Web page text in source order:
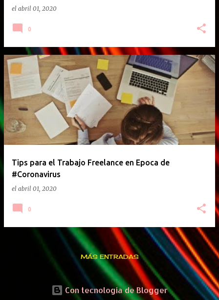
el abril 01, 2020
0
Tips para el Trabajo Freelance en Epoca de
#Coronavirus
el abril 01, 2020
0
MÁS ENTRADAS
Con tecnología de Blogger